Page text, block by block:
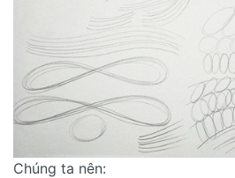
Chúng ta nên: